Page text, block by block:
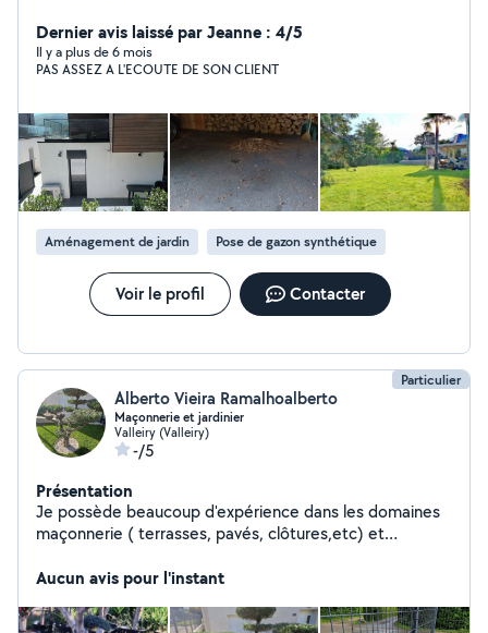
Dernier avis laissé par Jeanne : 4/5
Il y a plus de 6 mois
PAS ASSEZ A L'ECOUTE DE SON CLIENT
Aménagement de jardin Pose de gazon synthétique
Voir le profil Contacter
Particulier
Alberto Vieira Ramalhoalberto
Maçonnerie et jardinier
Valleiry (Valleiry)
-/5
Présentation
Je possède beaucoup d'expérience dans les domaines
maçonnerie ( terrasses, pavés, clôtures,etc) et
Aucun avis pour l'instant